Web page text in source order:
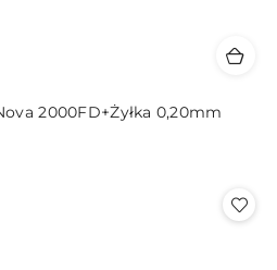
2000FD+Żyłka 0,20mm